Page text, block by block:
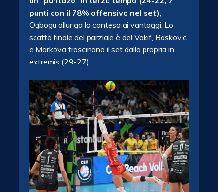
punti con il 78% offensivo nel set),
Ogbogu allunga la contesa ai vantaggi. Lo
scatto finale del parziale è del Vakif, Boskovic
e Markova trascinano il set dalla propria in
extremis (29-27).